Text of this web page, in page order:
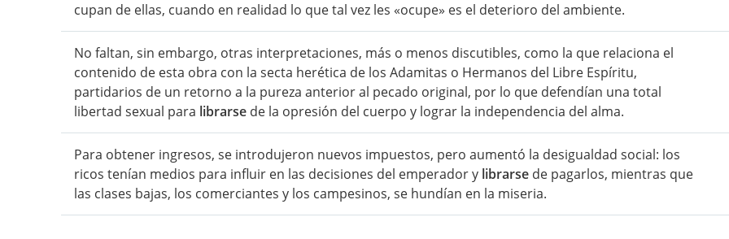
cupan de ellas, cuando en realidad lo que tal vez les «ocupe» es el deterioro del ambiente.
No faltan, sin embargo, otras interpretaciones, más o menos discutibles, como la que relaciona el
contenido de esta obra con la secta herética de los Adamitas o Hermanos del Libre Espíritu,
partidarios de un retorno a la pureza anterior al pecado original, por lo que defendían una total
libertad sexual para librarse de la opresión del cuerpo y lograr la independencia del alma.
Para obtener ingresos, se introdujeron nuevos impuestos, pero aumentó la desigualdad social: los
ricos tenían medios para influir en las decisiones del emperador y librarse de pagarlos, mientras que
las clases bajas, los comerciantes y los campesinos, se hundían en la miseria.